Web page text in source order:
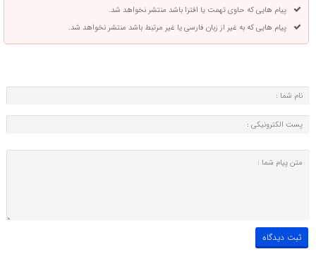
پیام هایی که حاوی تهمت یا افترا باشد منتشر نخواهد شد.
پیام هایی که به غیر از زبان فارسی یا غیر مرتبط باشد منتشر نخواهد شد.